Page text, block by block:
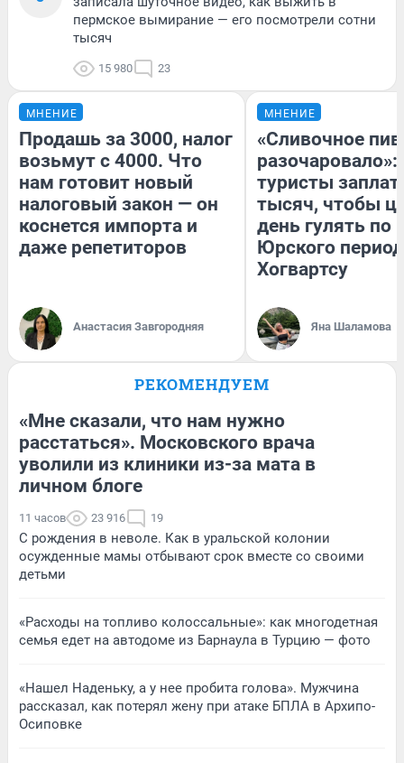
пермское вымирание — его посмотрели сотни
тысяч
15 980 23
МНЕНИЕ
Продашь за 3000, налог
возьмут с 4000. Что
нам готовит новый
налоговый закон — он
коснется импорта и
даже репетиторов
Анастасия Завгородняя
МНЕНИЕ
«Сливочное
разочаровало»:
туристы
тысяч, чтобы
день гулять по
Юрского
Хогвартсу
Яна Шаламова
РЕКОМЕНДУЕМ
«Мне сказали, что нам нужно
расстаться». Московского врача
уволили из клиники из-за мата в
личном блоге
11 часов 23 916 19
С рождения в неволе. Как в уральской колонии
осужденные мамы отбывают срок вместе со своими
детьми
«Расходы на топливо колоссальные»: как многодетная
семья едет на автодоме из Барнаула в Турцию — фото
«Нашел Наденьку, а у нее пробита голова». Мужчина
рассказал, как потерял жену при атаке БПЛА в Архипо-
Осиповке